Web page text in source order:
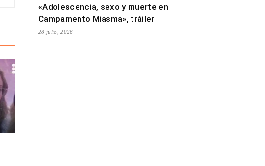
«Adolescencia, sexo y muerte en
Campamento Miasma», tráiler
28 julio, 2026